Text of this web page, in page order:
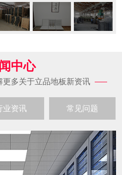
中心
更多关于立品地板新资讯
业资讯 常见问题